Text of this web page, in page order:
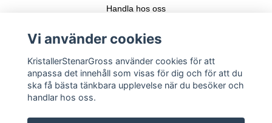
Handla hos oss
Fraktstege
Köpvillkor
Registrera konto
Logga in
Följ gärna vår Instagram för senaste nytt!
Vi använder cookies
KristallerStenarGross använder cookies för att
anpassa det innehåll som visas för dig och för att du
ska få bästa tänkbara upplevelse när du besöker och
handlar hos oss.